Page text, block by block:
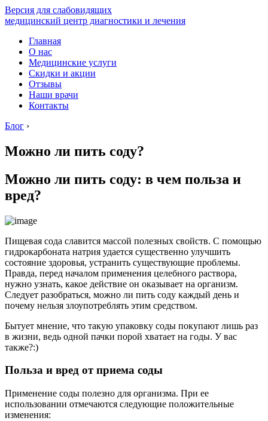
Версия для слабовидящих
медицинский центр диагностики и лечения
Главная
О нас
Медицинские услуги
Скидки и акции
Отзывы
Наши врачи
Контакты
Блог ›
Можно ли пить соду?
Можно ли пить соду: в чем польза и
вред?
Пищевая сода славится массой полезных свойств. С помощью
гидрокарбоната натрия удается существенно улучшить
состояние здоровья, устранить существующие проблемы.
Правда, перед началом применения целебного раствора,
нужно узнать, какое действие он оказывает на организм.
Следует разобраться, можно ли пить соду каждый день и
почему нельзя злоупотреблять этим средством.
Бытует мнение, что такую упаковку соды покупают лишь раз
в жизни, ведь одной пачки порой хватает на годы. У вас
также?:)
Польза и вред от приема соды
Применение соды полезно для организма. При ее
использовании отмечаются следующие положительные
изменения: